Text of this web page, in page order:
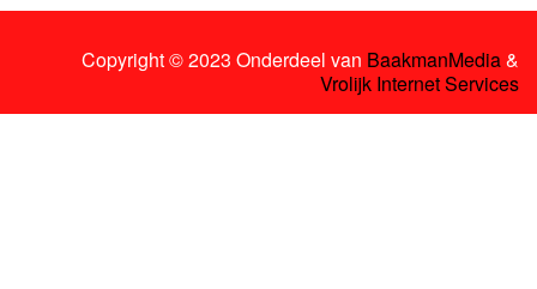
Copyright © 2023 Onderdeel van BaakmanMedia&
Vrolijk Internet Services